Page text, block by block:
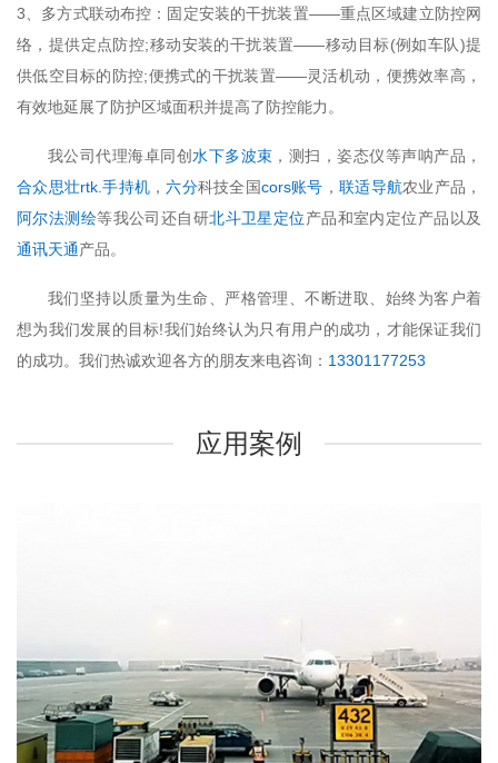
3、多方式联动布控：固定安装的干扰装置——重点区域建立防控网
络，提供定点防控;移动安装的干扰装置——移动目标(例如车队)提
供低空目标的防控;便携式的干扰装置——灵活机动，便携效率高，
有效地延展了防护区域面积并提高了防控能力。
我公司代理海卓同创水下多波束 ，测扫，姿态仪等声呐产品，
合众思壮rtk.手持机 ，六分科技全国cors账号 ， 联适导航农业产品，
阿尔法测绘等我公司还自研北斗卫星定位产品和室内定位产品以及
通讯天通产品。
我们坚持以质量为生命、严格管理、不断进取、始终为客户着
想为我们发展的目标!我们始终认为只有用户的成功，才能保证我们
的成功。我们热诚欢迎各方的朋友来电咨询： 13301177253
应用案例